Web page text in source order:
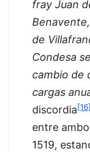
fray Juan
de
Condesa
cambio de
cargas
discordia[16]
entre
1519,